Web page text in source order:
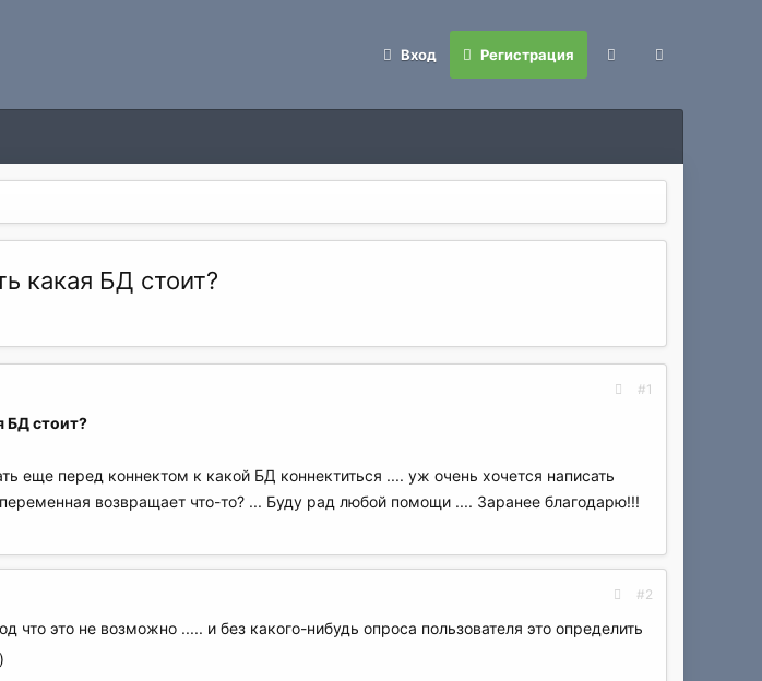
Вход Регистрация
какая БД стоит?
#1
БД стоит?
еще перед коннектом к какой БД коннектиться .... уж очень хочется написать
возвращает что-то? ... Буду рад любой помощи .... Заранее благодарю!!!
#2
это не возможно ..... и без какого-нибудь опроса пользователя это определить